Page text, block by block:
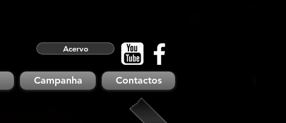
Acervo
Campanha Contactos